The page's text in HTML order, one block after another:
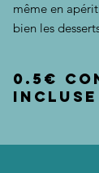
même en
bien les
0.5€
incluse